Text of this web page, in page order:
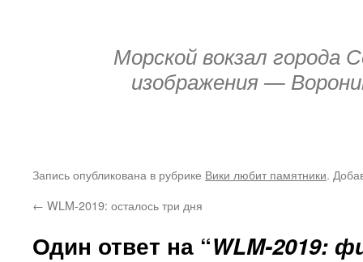
Морской вокзал города
изображения —
Запись опубликована в рубрике Вики любит памятники.
← WLM-2019: осталось три дня
Один ответ на “WLM-2019: